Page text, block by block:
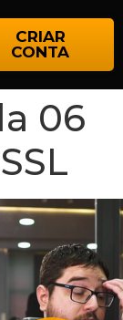
CRIAR
CONTA
06